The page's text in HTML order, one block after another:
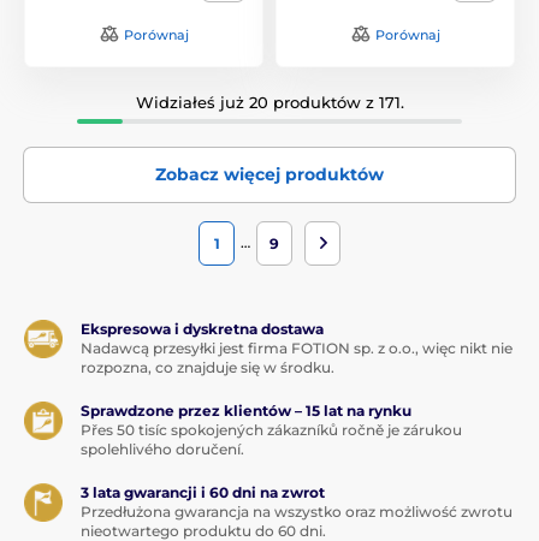
Porównaj Porównaj
Widziałeś już 20 produktów z 171.
Zobacz więcej produktów
1 … 9
Ekspresowa i dyskretna dostawa
Nadawcą przesyłki jest firma FOTION sp. z o.o., więc nikt nie
rozpozna, co znajduje się w środku.
Sprawdzone przez klientów – 15 lat na rynku
Přes 50 tisíc spokojených zákazníků ročně je zárukou
spolehlivého doručení.
3 lata gwarancji i 60 dni na zwrot
Przedłużona gwarancja na wszystko oraz możliwość zwrotu
nieotwartego produktu do 60 dni.